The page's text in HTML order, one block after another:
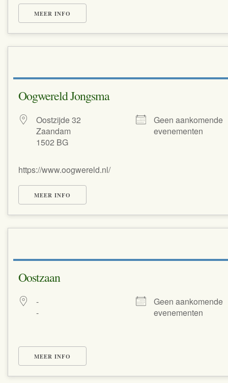
MEER INFO
Oogwereld Jongsma
Oostzijde 32
Zaandam
1502 BG
Geen aankomende
evenementen
https://www.oogwereld.nl/
MEER INFO
Oostzaan
-
-
Geen aankomende
evenementen
MEER INFO